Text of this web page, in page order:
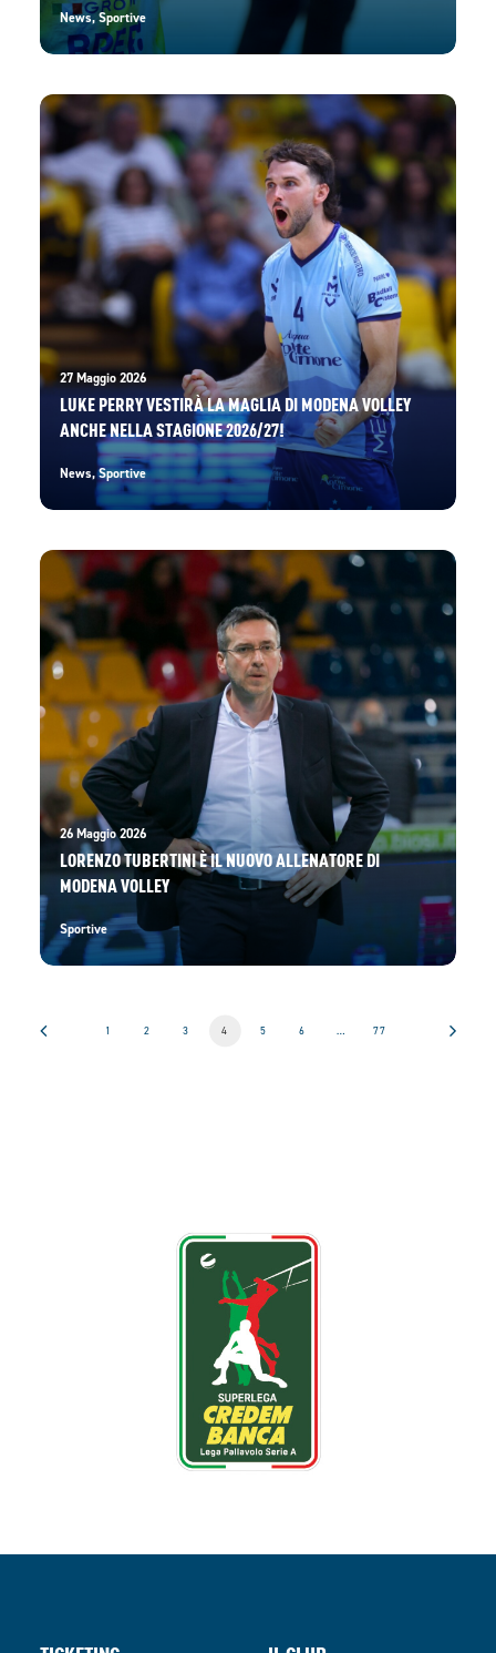
News,Sportive
27 Maggio 2026
LUKE PERRY VESTIRÀ LA MAGLIA DI MODENA VOLLEY
ANCHE NELLA STAGIONE 2026/27!
News,Sportive
26 Maggio 2026
LORENZO TUBERTINI È IL NUOVO ALLENATORE DI
MODENA VOLLEY
Sportive
1 2 3 4 5 6 … 77